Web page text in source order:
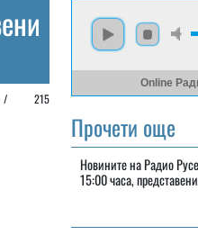
/ 215
Online
Прочети още
Новините на Радио
15:00 часа,